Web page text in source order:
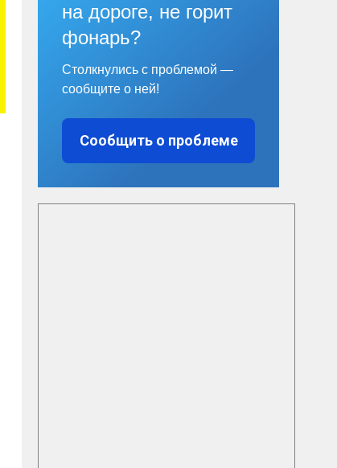
на дороге, не горит
фонарь?
Столкнулись с проблемой —
сообщите о ней!
Сообщить о проблеме